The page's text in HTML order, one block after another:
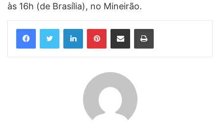
às 16h (de Brasília), no Mineirão.
LinkedinPinterestCompartilhar via e-mail Imprimir